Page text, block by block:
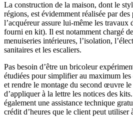
La construction de la maison, dont le
régions, est évidemment réalisée par
l’acquéreur assure lui-même les
fourni en kit). Il est notamment chargé
menuiseries intérieures, l’isolation,
sanitaires et les escaliers.
Pas besoin d’être un bricoleur
étudiées pour simplifier au maximum
et rendre le montage du second œuvre
d’appliquer à la lettre les notices des
également une assistance technique
crédit d’heures que le client peut utiliser